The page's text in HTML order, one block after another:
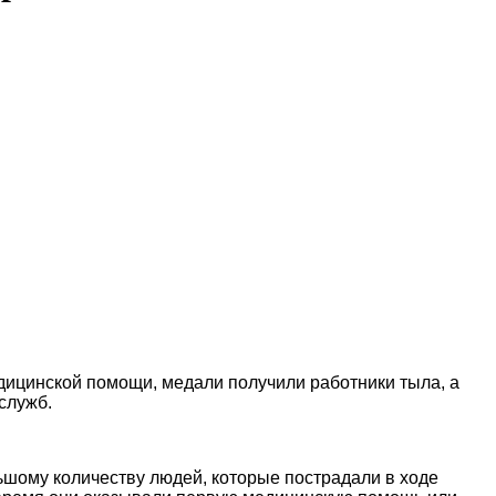
помощи, медали получили работники тыла, а
количеству людей, которые пострадали в ходе